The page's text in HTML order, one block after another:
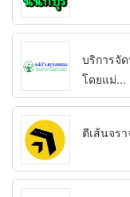
บริการจั
โดยแม่...
ตีเส้นจร